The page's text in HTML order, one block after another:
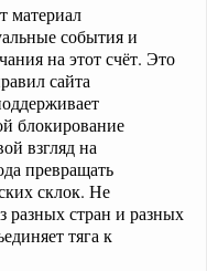
материал
события и
на этот счёт. Это
сайта
блокирование
взгляд на
превращать
склок. Не
разных стран и разных
тяга к